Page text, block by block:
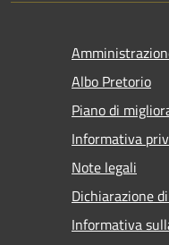
Albo Pretorio
Piano di
Informativa
Note legali
Dichiarazione
Informativa